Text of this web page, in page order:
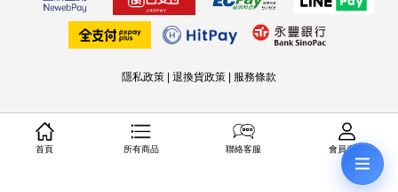
隱私政策 退換貨政策 服務條款
首頁 所有商品 聯絡客服 會員資料